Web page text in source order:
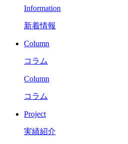
Information
新着情報
Column
コラム
Column
コラム
Project
実績紹介